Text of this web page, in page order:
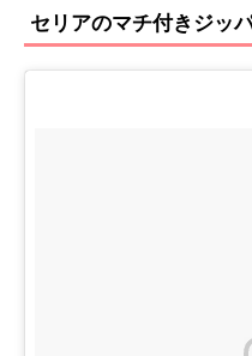
セリアのマチ付きジッ